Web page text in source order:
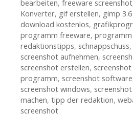
bearbeiten, freeware screenshot
Konverter, gif erstellen, gimp
download kostenlos,
programm freeware,
redaktionstipps, schnappschuss,
screenshot aufnehmen,
screenshot erstellen, screenshot
programm, screenshot software
screenshot windows,
machen, tipp der redaktion,
screenshot